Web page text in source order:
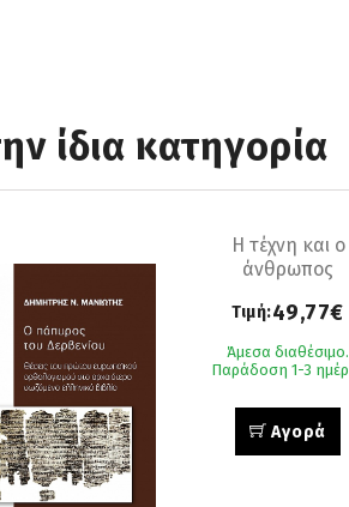
ίδια κατηγορία
Η τέχνη και ο
άνθρωπος
Τιμή:49,77€
Άμεσα διαθέσιμο.
Παράδοση 1-3
Αγορά